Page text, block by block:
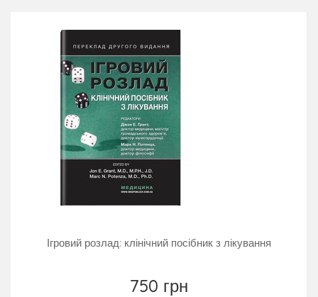
Ігровий розлад: клінічний посібник з лікування
750 грн